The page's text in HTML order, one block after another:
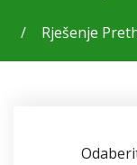
Rješenje